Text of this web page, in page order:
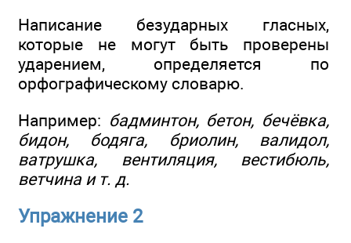
Написание безударных гласных,
которые не могут быть проверены
ударением, определяется по
орфографическому словарю.
Например: бадминтон, бетон, бечёвка,
бидон, бодяга, бриолин, валидол,
ватрушка, вентиляция, вестибюль,
ветчина и т. д.
Упражнение 2